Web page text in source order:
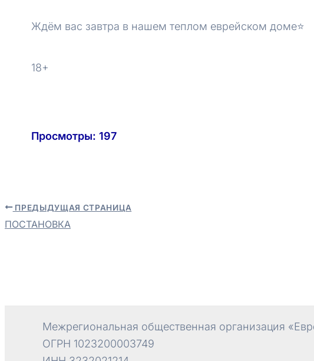
Ждём вас завтра в нашем теплом еврейском доме⭐️
18+
Просмотры: 197
Навигация
по
ПРЕДЫДУЩАЯ СТРАНИЦА
ПОСТАНОВКА
Межрегиональная общественная организация
ОГРН 1023200003749